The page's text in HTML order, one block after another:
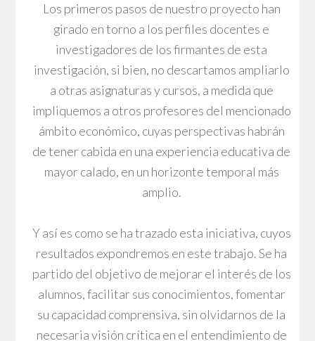
Los primeros pasos de nuestro proyecto han
girado en torno a los perfiles docentes e
investigadores de los firmantes de esta
investigación, si bien, no descartamos ampliarlo
a otras asignaturas y cursos, a medida que
impliquemos a otros profesores del mencionado
ámbito económico, cuyas perspectivas habrán
de tener cabida en una experiencia educativa de
mayor calado, en un horizonte temporal más
amplio.
Y así es como se ha trazado esta iniciativa, cuyos
resultados expondremos en este trabajo. Se ha
partido del objetivo de mejorar el interés de los
alumnos, facilitar sus conocimientos, fomentar
su capacidad comprensiva, sin olvidarnos de la
necesaria visión crítica en el entendimiento de